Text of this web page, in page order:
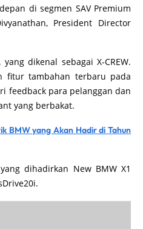
di segmen SAV Premium
President Director
dikenal sebagai X-CREW.
fitur tambahan terbaru pada
feedback para pelanggan dan
yang berbakat.
BMW yang Akan Hadir di Tahun
dihadirkan New BMW X1